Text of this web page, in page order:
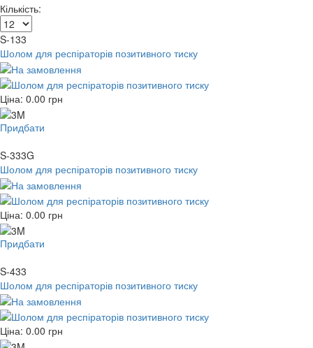
Кількість:
S-133
Шолом для респіраторів позитивного тиску
Ціна: 0.00 грн
Придбати
S-333G
Шолом для респіраторів позитивного тиску
Ціна: 0.00 грн
Придбати
S-433
Шолом для респіраторів позитивного тиску
Ціна: 0.00 грн